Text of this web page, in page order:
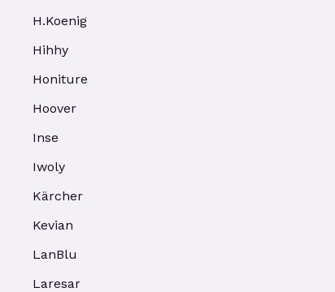
H.Koenig
Hihhy
Honiture
Hoover
Inse
Iwoly
Kärcher
Kevian
LanBlu
Laresar